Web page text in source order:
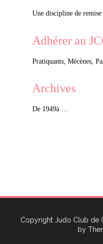
Une discipline de remise
Adhérer au
Pratiquants, Mécènes,
Archives
De 1949à …
Copyright Judo Club de
by